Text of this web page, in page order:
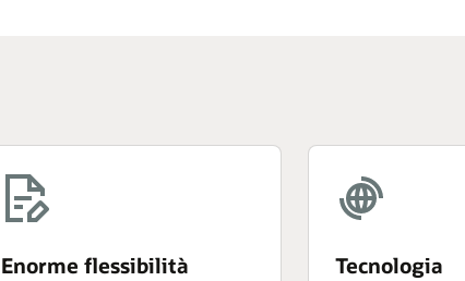
Enorme flessibilità
Tecnologia